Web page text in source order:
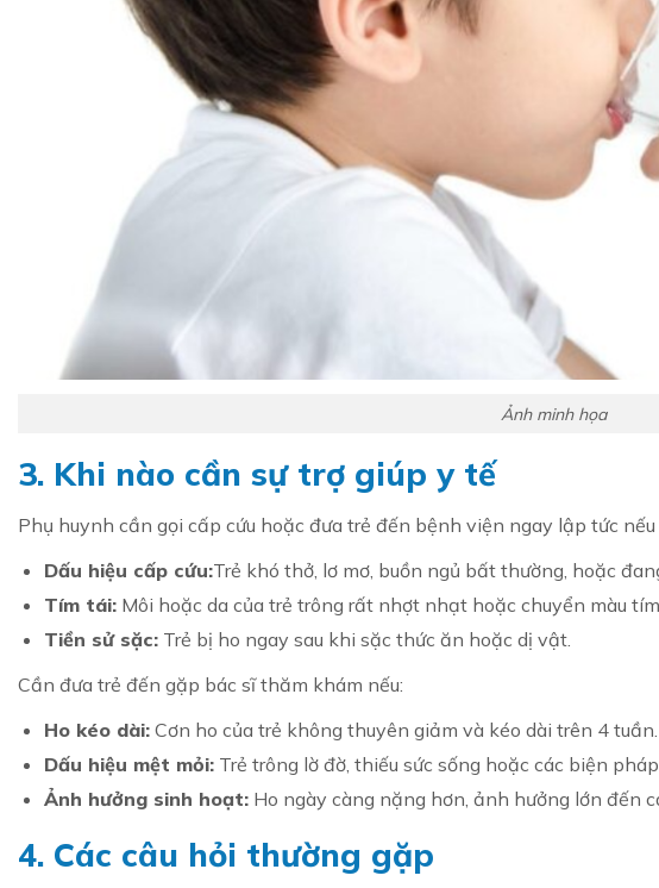
Ảnh minh họa
3. Khi nào cần sự trợ giúp y tế
Phụ huynh cần gọi cấp cứu hoặc đưa trẻ đến bệnh viện ngay lập tức nếu
Dấu hiệu cấp cứu:Trẻ khó thở, lơ mơ, buồn ngủ bất thường, hoặc
Tím tái: Môi hoặc da của trẻ trông rất nhợt nhạt hoặc chuyển màu
Tiền sử sặc: Trẻ bị ho ngay sau khi sặc thức ăn hoặc dị vật.
Cần đưa trẻ đến gặp bác sĩ thăm khám nếu:
Ho kéo dài: Cơn ho của trẻ không thuyên giảm và kéo dài trên 4 tuần.
Dấu hiệu mệt mỏi: Trẻ trông lờ đờ, thiếu sức sống hoặc các biện
Ảnh hưởng sinh hoạt: Ho ngày càng nặng hơn, ảnh hưởng lớn đến
4. Các câu hỏi thường gặp